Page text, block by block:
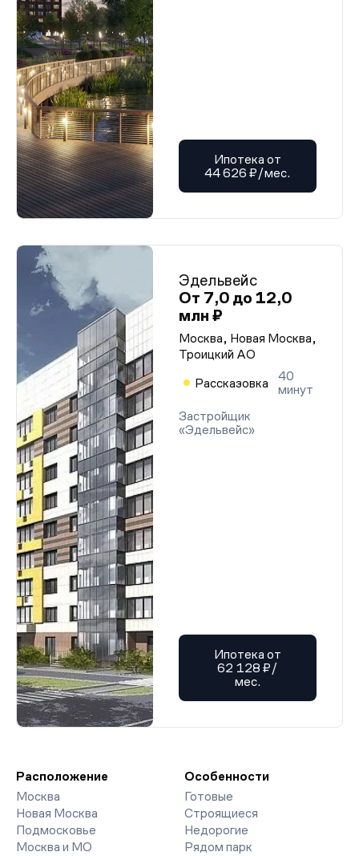
Ипотека от
44 626 ₽/мес.
Эдельвейс
От 7,0 до 12,0
млн ₽
Москва, Новая Москва,
Троицкий АО
Рассказовка
40
минут
Застройщик
«Эдельвейс»
Ипотека от
62 128 ₽/
мес.
Расположение
Москва
Новая Москва
Подмосковье
Москва и МО
Особенности
Готовые
Строящиеся
Недорогие
Рядом парк